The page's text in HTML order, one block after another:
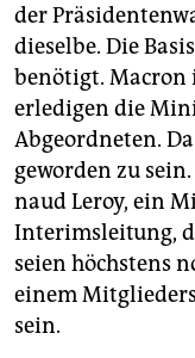
der
dieselbe. Die
benötigt. Macron
erledigen die
Abgeordneten.
geworden zu
naud Leroy, ein
Interimsleitung,
seien höchstens
einem
sein.